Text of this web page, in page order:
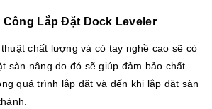
Công Lắp Đặt Dock Leveler
chất lượng và có tay nghề cao sẽ có
sàn nâng do đó sẽ giúp đảm bảo chất
quá trình lắp đặt và đến khi lắp đặt sàn